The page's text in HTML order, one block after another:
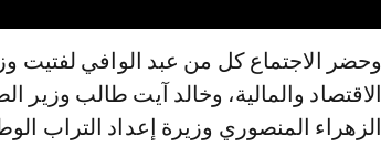
وحضر الاجتماع كل من عبد الوافي لفتيت
الاقتصاد والمالية، وخالد آيت طالب وزير
الزهراء المنصوري وزيرة إعداد التراب